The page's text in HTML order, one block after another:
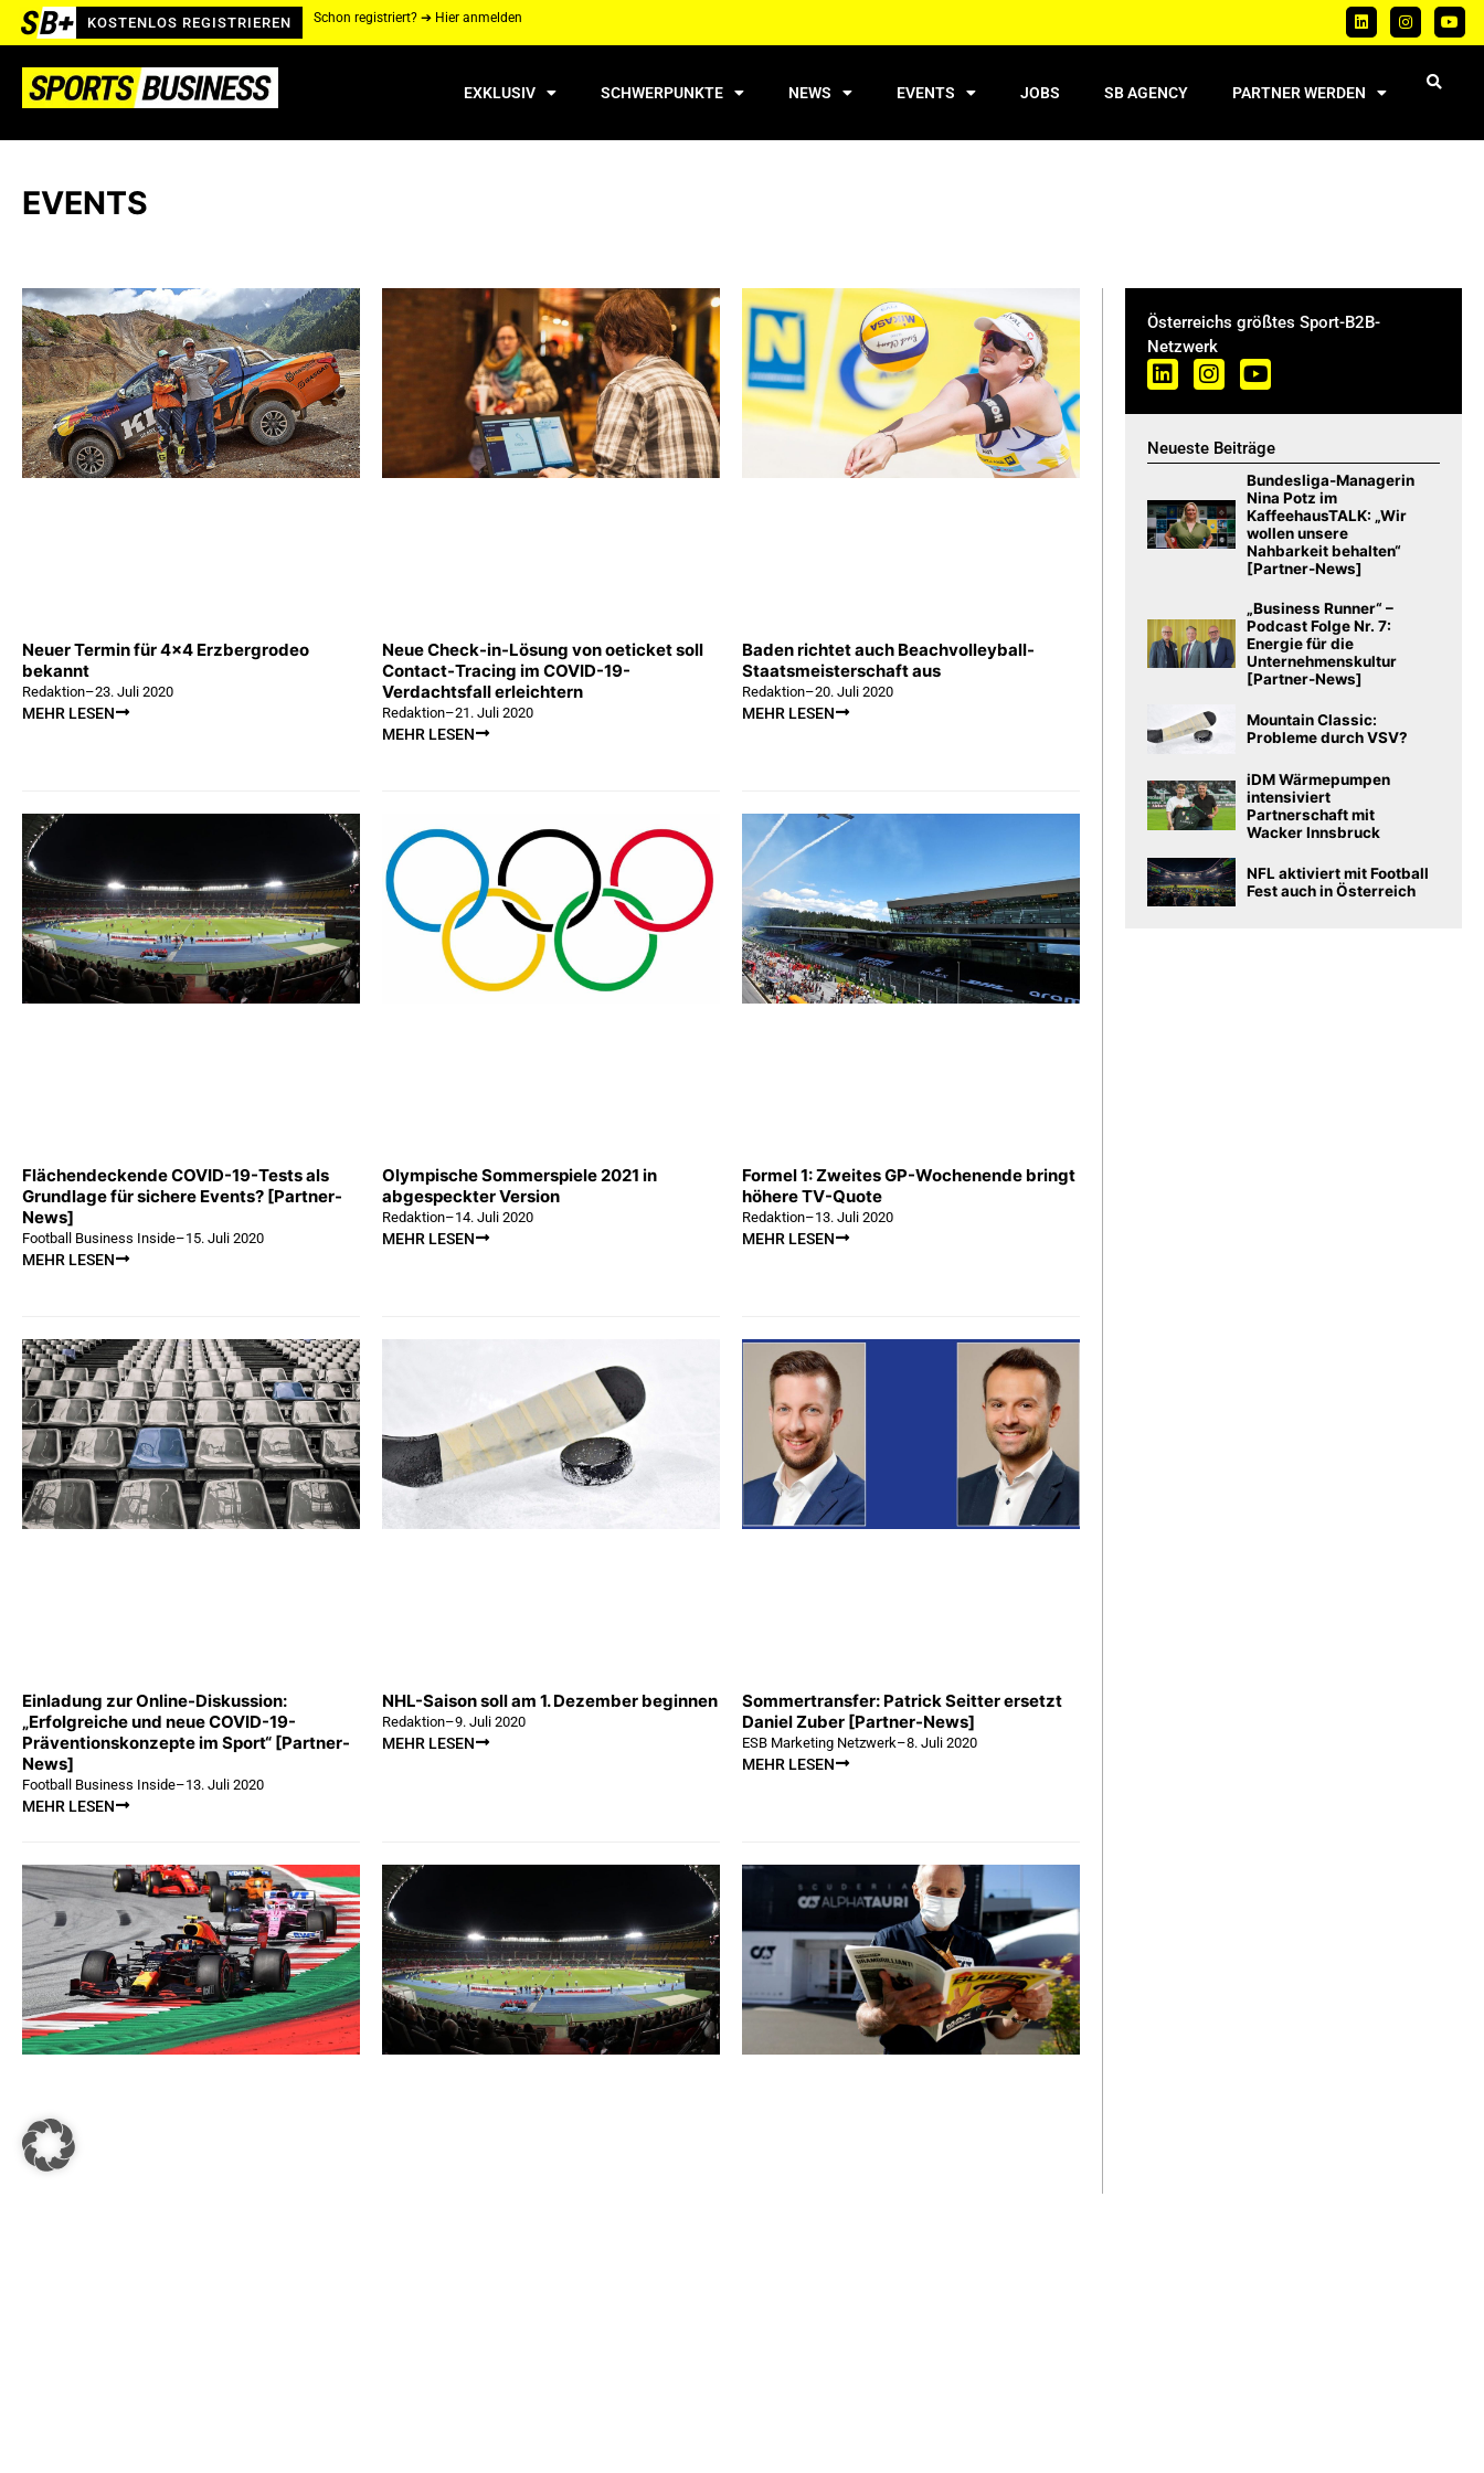
KOSTENLOS REGISTRIEREN Schon registriert? ➔ Hier anmelden
EXKLUSIV SCHWERPUNKTE NEWS EVENTS JOBS SB AGENCY PARTNER WERDEN
EVENTS
Neuer Termin für 4×4 Erzbergrodeo
bekannt
Redaktion–23. Juli 2020
MEHR LESEN
Neue Check-in-Lösung von oeticket soll
Contact-Tracing im COVID-19-
Verdachtsfall erleichtern
Redaktion–21. Juli 2020
MEHR LESEN
Baden richtet auch Beachvolleyball-
Staatsmeisterschaft aus
Redaktion–20. Juli 2020
MEHR LESEN
Flächendeckende COVID-19-Tests als
Grundlage für sichere Events? [Partner-
News]
Football Business Inside–15. Juli 2020
MEHR LESEN
Olympische Sommerspiele 2021 in
abgespeckter Version
Redaktion–14. Juli 2020
MEHR LESEN
Formel 1: Zweites GP-Wochenende bringt
höhere TV-Quote
Redaktion–13. Juli 2020
MEHR LESEN
Einladung zur Online-Diskussion:
„Erfolgreiche und neue COVID-19-
Präventionskonzepte im Sport“ [Partner-
News]
Football Business Inside–13. Juli 2020
MEHR LESEN
NHL-Saison soll am 1. Dezember beginnen
Redaktion–9. Juli 2020
MEHR LESEN
Sommertransfer: Patrick Seitter ersetzt
Daniel Zuber [Partner-News]
ESB Marketing Netzwerk–8. Juli 2020
MEHR LESEN
Österreichs größtes Sport-B2B-
Netzwerk
Neueste Beiträge
Bundesliga-Managerin
Nina Potz im
KaffeehausTALK: „Wir
wollen unsere
Nahbarkeit behalten“
[Partner-News]
„Business Runner“ –
Podcast Folge Nr. 7:
Energie für die
Unternehmenskultur
[Partner-News]
Mountain Classic:
Probleme durch VSV?
iDM Wärmepumpen
intensiviert
Partnerschaft mit
Wacker Innsbruck
NFL aktiviert mit Football
Fest auch in Österreich